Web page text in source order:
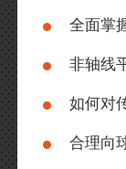
全面掌
非轴线
如何对
合理向